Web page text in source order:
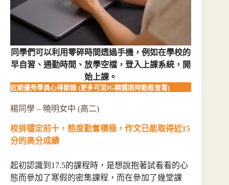
同學們可以利用零碎時間透過手機，例如在學校的
早自習、通勤時間、放學空檔，登入上課系統，開
始上課。
近期優秀學員心得節錄 (更多可至IG精選限時動態查看)
楊同學 – 曉明女中 (高二)
校排穩定前十，態度勤奮積極，作文已能取得近15
分的高分成績
起初認識到17.5的課程時，是想說抱著試看看的心
態而參加了寒假的密集課程，而在參加了幾堂課